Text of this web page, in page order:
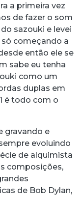
a primeira vez
de fazer o som
sazouki e levei
começando a
então ele se
sabe eu tenha
como um
duplas em
é todo com o
gravando e
evoluindo
de alquimista
composições,
de Bob Dylan,